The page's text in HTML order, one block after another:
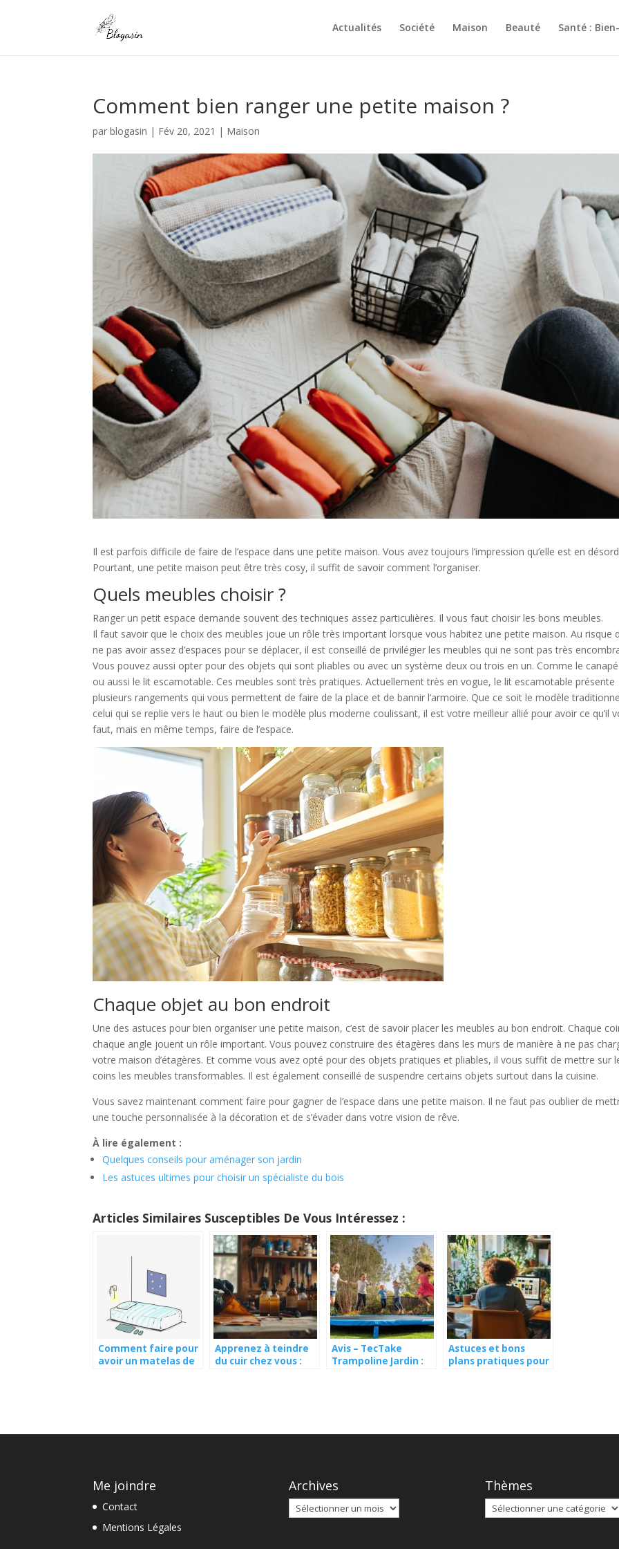
Actualités Société Maison Beauté Santé :
Comment bien ranger une petite maison ?
parblogasin | Fév 20, 2021 | Maison
Il est parfois difficile de faire de l’espace dans une petite maison. Vous avez toujours l’impression qu’elle est en
Pourtant, une petite maison peut être très cosy, il suffit de savoir comment l’organiser.
Quels meubles choisir ?
Ranger un petit espace demande souvent des techniques assez particulières. Il vous faut choisir les bons meubles.
Il faut savoir que le choix des meubles joue un rôle très important lorsque vous habitez une petite maison. Au risque
ne pas avoir assez d’espaces pour se déplacer, il est conseillé de privilégier les meubles qui ne sont pas très
Vous pouvez aussi opter pour des objets qui sont pliables ou avec un système deux ou trois en un. Comme le
ou aussi le lit escamotable. Ces meubles sont très pratiques. Actuellement très en vogue, le lit escamotable présente
plusieurs rangements qui vous permettent de faire de la place et de bannir l’armoire. Que ce soit le modèle
celui qui se replie vers le haut ou bien le modèle plus moderne coulissant, il est votre meilleur allié pour avoir ce qu’il
faut, mais en même temps, faire de l’espace.
Chaque objet au bon endroit
Une des astuces pour bien organiser une petite maison, c’est de savoir placer les meubles au bon endroit. Chaque
chaque angle jouent un rôle important. Vous pouvez construire des étagères dans les murs de manière à ne pas
votre maison d’étagères. Et comme vous avez opté pour des objets pratiques et pliables, il vous suffit de mettre sur
coins les meubles transformables. Il est également conseillé de suspendre certains objets surtout dans la cuisine.
Vous savez maintenant comment faire pour gagner de l’espace dans une petite maison. Il ne faut pas oublier de
une touche personnalisée à la décoration et de s’évader dans votre vision de rêve.
À lire également :
Quelques conseils pour aménager son jardin
Les astuces ultimes pour choisir un spécialiste du bois
Articles Similaires Susceptibles De Vous Intéressez :
Comment faire pour
avoir un matelas de
Apprenez à teindre
du cuir chez vous :
Avis – TecTake
Trampoline Jardin :
Astuces et bons
plans pratiques pour
Me joindre
Contact
Mentions Légales
Archives
Archives
Thèmes
Thèmes